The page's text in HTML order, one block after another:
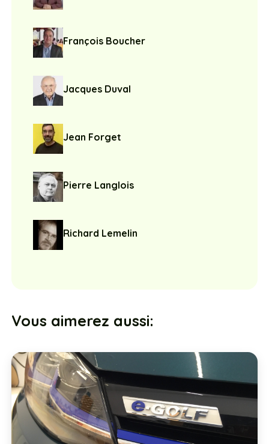
François Boucher
Jacques Duval
Jean Forget
Pierre Langlois
Richard Lemelin
Vous aimerez aussi: